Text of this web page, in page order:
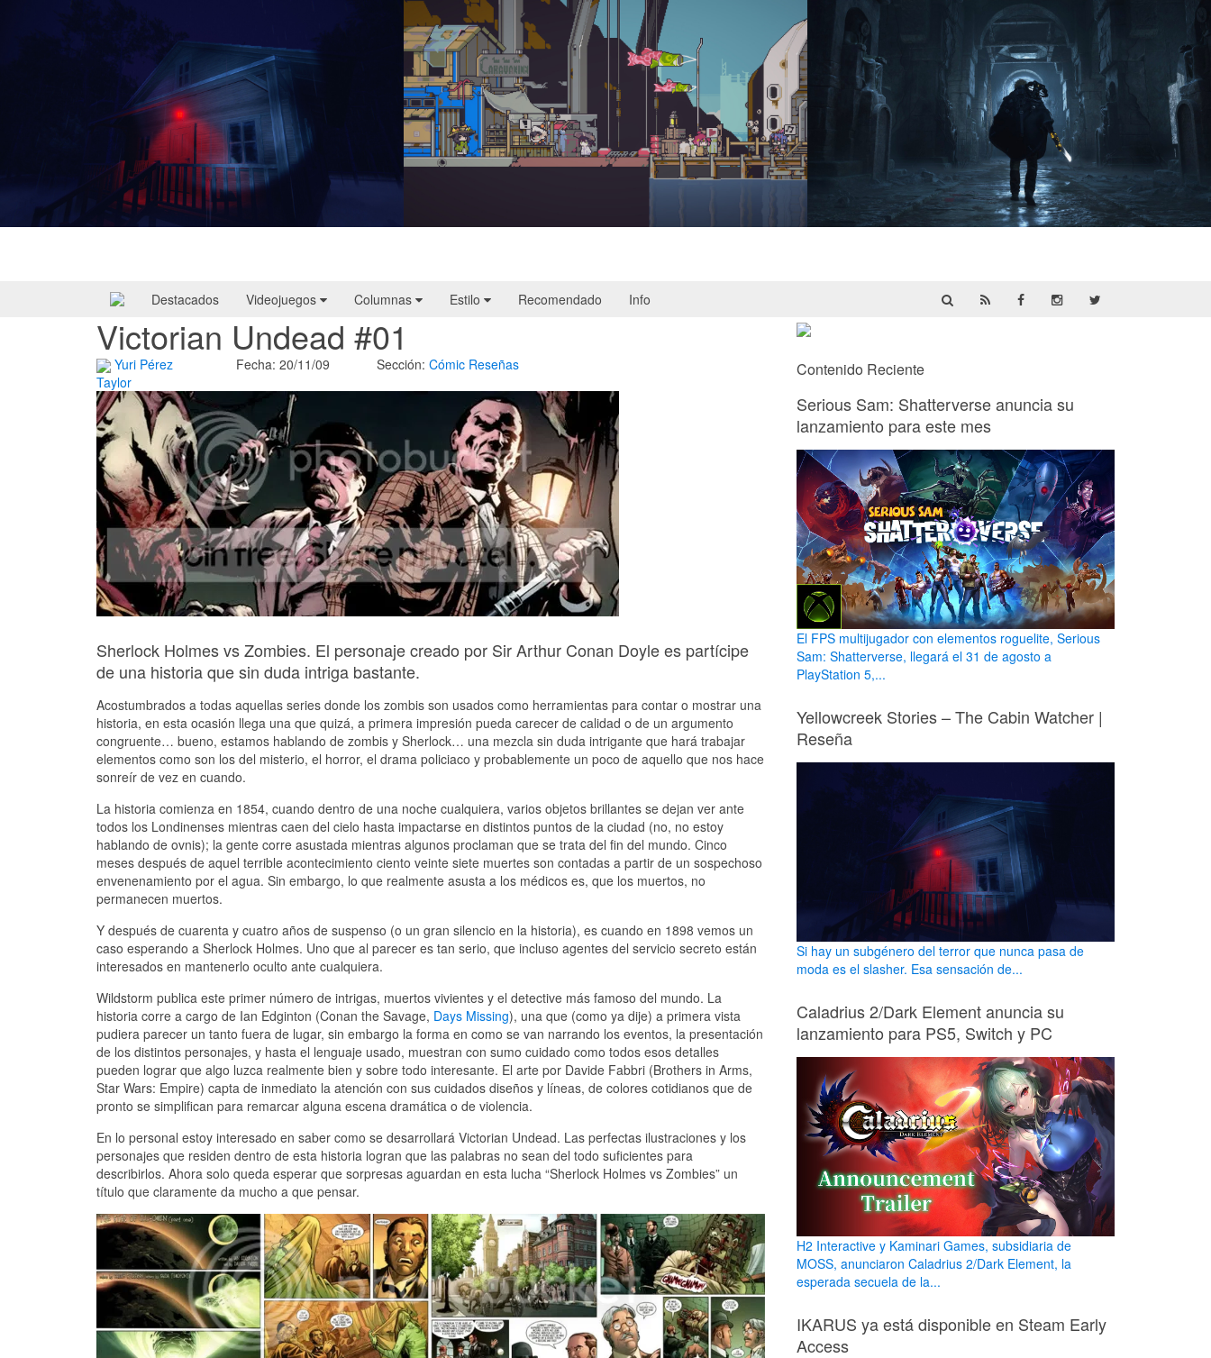
Destacados Videojuegos Columnas Estilo Recomendado Info
Victorian Undead #01
Yuri Pérez
Taylor
Fecha: 20/11/09 Sección: Cómic Reseñas
Sherlock Holmes vs Zombies. El personaje creado por Sir Arthur Conan Doyle es partícipe
de una historia que sin duda intriga bastante.
Acostumbrados a todas aquellas series donde los zombis son usados como herramientas para contar o mostrar una
historia, en esta ocasión llega una que quizá, a primera impresión pueda carecer de calidad o de un argumento
congruente… bueno, estamos hablando de zombis y Sherlock… una mezcla sin duda intrigante que hará trabajar
elementos como son los del misterio, el horror, el drama policiaco y probablemente un poco de aquello que nos hace
sonreír de vez en cuando.
La historia comienza en 1854, cuando dentro de una noche cualquiera, varios objetos brillantes se dejan ver ante
todos los Londinenses mientras caen del cielo hasta impactarse en distintos puntos de la ciudad (no, no estoy
hablando de ovnis); la gente corre asustada mientras algunos proclaman que se trata del fin del mundo. Cinco
meses después de aquel terrible acontecimiento ciento veinte siete muertes son contadas a partir de un sospechoso
envenenamiento por el agua. Sin embargo, lo que realmente asusta a los médicos es, que los muertos, no
permanecen muertos.
Y después de cuarenta y cuatro años de suspenso (o un gran silencio en la historia), es cuando en 1898 vemos un
caso esperando a Sherlock Holmes. Uno que al parecer es tan serio, que incluso agentes del servicio secreto están
interesados en mantenerlo oculto ante cualquiera.
Wildstorm publica este primer número de intrigas, muertos vivientes y el detective más famoso del mundo. La
historia corre a cargo de Ian Edginton (Conan the Savage, Days Missing), una que (como ya dije) a primera vista
pudiera parecer un tanto fuera de lugar, sin embargo la forma en como se van narrando los eventos, la presentación
de los distintos personajes, y hasta el lenguaje usado, muestran con sumo cuidado como todos esos detalles
pueden lograr que algo luzca realmente bien y sobre todo interesante. El arte por Davide Fabbri (Brothers in Arms,
Star Wars: Empire) capta de inmediato la atención con sus cuidados diseños y líneas, de colores cotidianos que de
pronto se simplifican para remarcar alguna escena dramática o de violencia.
En lo personal estoy interesado en saber como se desarrollará Victorian Undead. Las perfectas ilustraciones y los
personajes que residen dentro de esta historia logran que las palabras no sean del todo suficientes para
describirlos. Ahora solo queda esperar que sorpresas aguardan en esta lucha “Sherlock Holmes vs Zombies” un
título que claramente da mucho a que pensar.
Contenido Reciente
Serious Sam: Shatterverse anuncia su
lanzamiento para este mes
El FPS multijugador con elementos roguelite, Serious
Sam: Shatterverse, llegará el 31 de agosto a
PlayStation 5,...
Yellowcreek Stories – The Cabin Watcher |
Reseña
Si hay un subgénero del terror que nunca pasa de
moda es el slasher. Esa sensación de...
Caladrius 2/Dark Element anuncia su
lanzamiento para PS5, Switch y PC
H2 Interactive y Kaminari Games, subsidiaria de
MOSS, anunciaron Caladrius 2/Dark Element, la
esperada secuela de la...
IKARUS ya está disponible en Steam Early
Access